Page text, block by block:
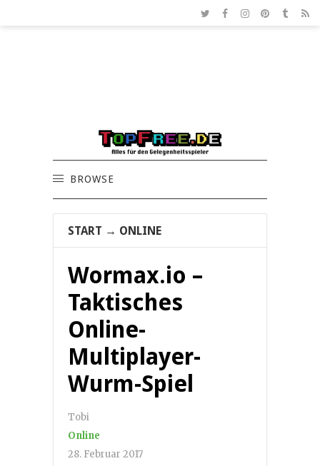
BROWSE
START → ONLINE
Wormax.io –
Taktisches
Online-
Multiplayer-
Wurm-Spiel
Tobi
Online
28. Februar 2017